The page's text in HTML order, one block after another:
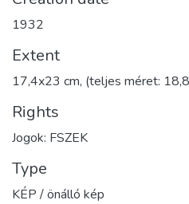
1932
Extent
17,4x23 cm, (teljes méret:
Rights
Jogok: FSZEK
Type
KÉP / önálló kép